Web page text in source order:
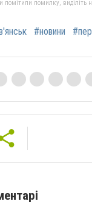
помітили помилку, виділіть
#новини